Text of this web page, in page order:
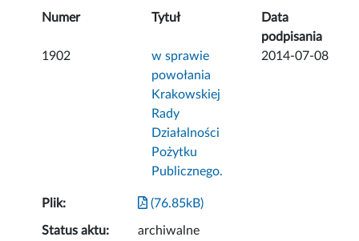
Numer Tytuł
Data
podpisania
1902
w sprawie
powołania
Krakowskiej
Rady
Działalności
Pożytku
Publicznego.
2014-07-08
Plik: (76.85kB)
Status aktu: archiwalne